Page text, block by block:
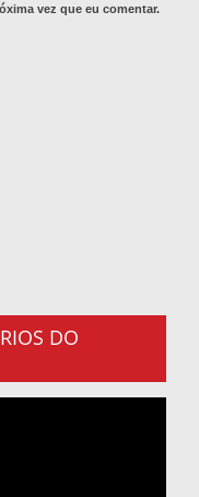
vez que eu comentar.
DO